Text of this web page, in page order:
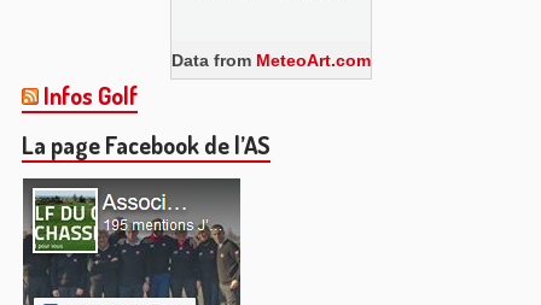
Data from MeteoArt.com
Infos Golf
La page Facebook de l’AS